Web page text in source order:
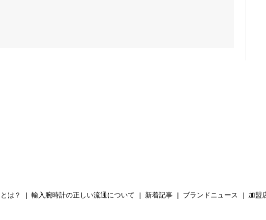
は？ 輸入腕時計の正しい流通について 新着記事 ブランドニュース 加盟